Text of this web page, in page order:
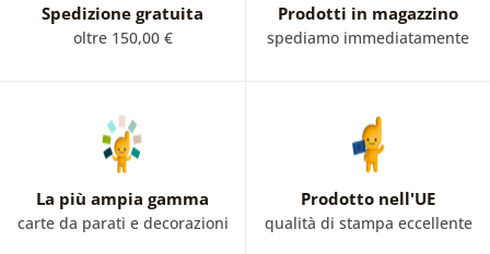
Spedizione gratuita
oltre 150,00 €
Prodotti in magazzino
spediamo immediatamente
La più ampia gamma
carte da parati e decorazioni
Prodotto nell'UE
qualità di stampa eccellente